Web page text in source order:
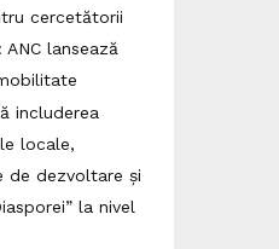
cercetătorii
lansează
includerea
locale,
de dezvoltare și
la nivel